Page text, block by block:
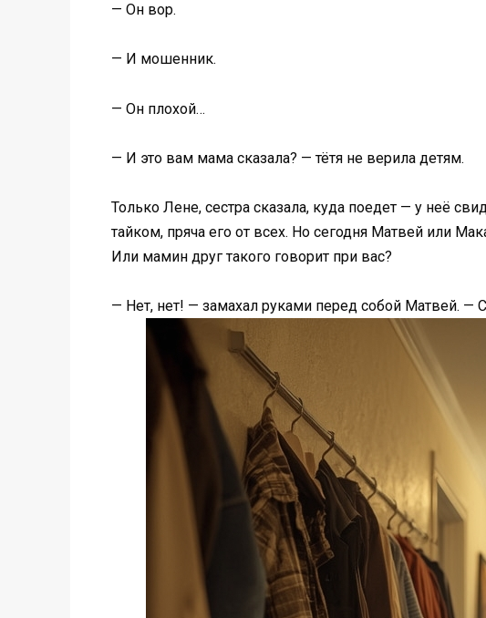
— Он вор.
— И мошенник.
— Он плохой…
— И это вам мама сказала? — тётя не верила детям.
Только Лене, сестра сказала, куда поедет — у неё
тайком, пряча его от всех. Но сегодня Матвей или
Или мамин друг такого говорит при вас?
— Нет, нет! — замахал руками перед собой Матвей. —